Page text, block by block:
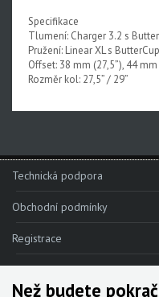
Specifikace
Tlumení: Charger 3.2 s
Pružení: Linear XL s ButterCup
Offset: 38 mm (27,5”), 44
Rozměr kol: 27,5” / 29”
Technická podpora
Obchodní podmínky
Registrace
Reklamace
Než budete